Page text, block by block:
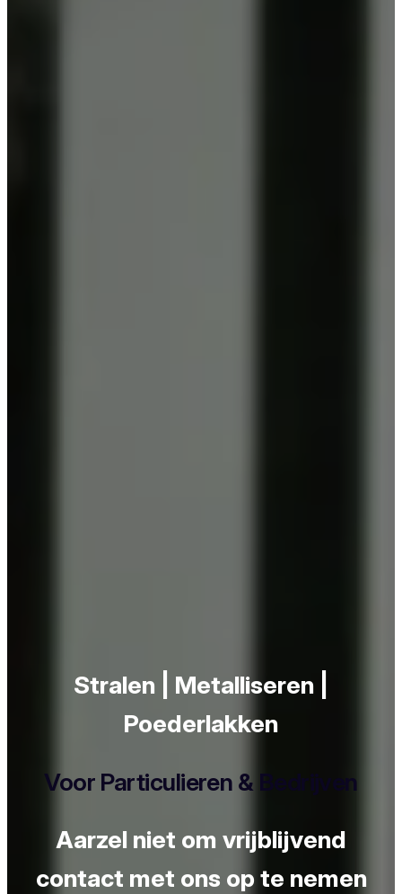
Stralen | Metalliseren |
Poederlakken
Voor Particulieren & Bedrijven
Aarzel niet om vrijblijvend
contact met ons op te nemen